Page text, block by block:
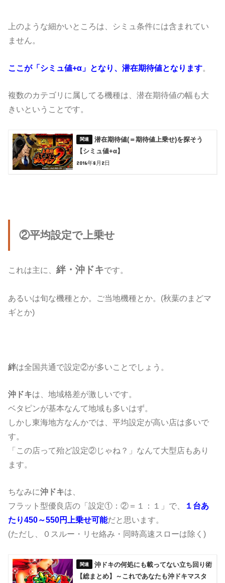
上のような細かいところは、シミュ条件には含まれてい
ません。
ここが「シミュ値+α」となり、潜在期待値となります。
複数のカテゴリに属してる機種は、潜在期待値の幅も大
きいということです。
潜在期待値(＝期待値上乗せ)を探そう
【シミュ値+α】
2016年8月2日
②平均設定で上乗せ
これは主に、絆・沖ドキです。
あるいは旬な機種とか。ご当地機種とか。(秋葉のまどマ
ギとか)
絆は全国共通で設定②が多いことでしょう。
沖ドキは、地域格差が激しいです。
ベタピンが基本なんて地域も多いはず。
しかし東海地方なんかでは、平均設定が高い店は多いで
す。
「この店って殆ど設定②じゃね？」なんて大型店もあり
ます。
ちなみに沖ドキは、
フラット型優良店の「設定①：②＝１：１」で、
１台あ
たり450～550円上乗せ可能だと思います。
(ただし、０スルー・リセ絡み・同時高速スローは除く)
沖ドキの何処にも載ってない立ち回り術
【総まとめ】～これであなたも沖ドキマスタ